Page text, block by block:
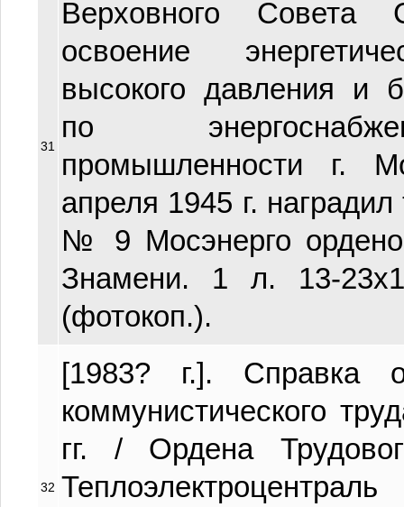
31
Верховного
освоение
высокого давления и
по
промышленности г.
апреля 1945 г.
№ 9 Мосэнерго
Знамени. 1 л. 13-
(фотокоп.).
32
[1983? г.]. Справка
коммунистического
гг. / Ордена